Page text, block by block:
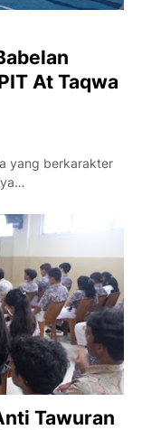
At Taqwa
yang berkarakter
Tawuran